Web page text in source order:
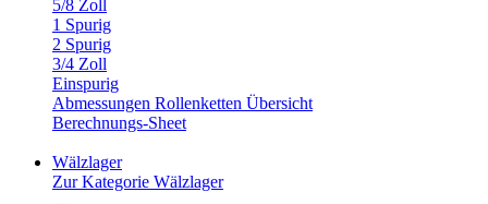
5/8 Zoll
1 Spurig
2 Spurig
3/4 Zoll
Einspurig
Abmessungen Rollenketten Übersicht
Berechnungs-Sheet
Wälzlager
Zur Kategorie Wälzlager